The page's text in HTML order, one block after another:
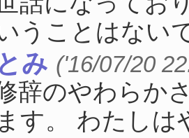
うことはない
み ('16/07/20
辞のやわらか
す。 わたしは